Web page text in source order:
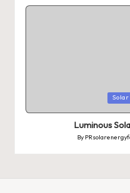
Luminous
Posted
by
By